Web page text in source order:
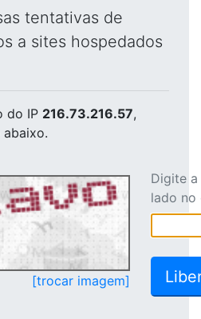
tentativas de
a sites hospedados
do IP 216.73.216.57,
[trocar imagem]
Digite
lado no